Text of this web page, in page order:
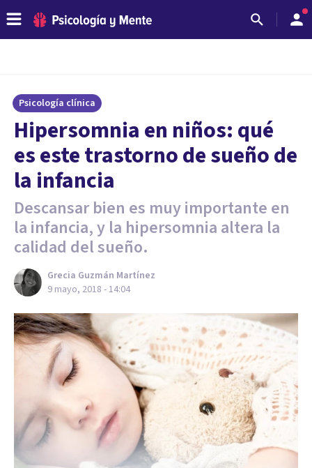
Psicología clínica
Hipersomnia en niños: qué
es este trastorno de sueño de
la infancia
Descansar bien es muy importante en
la infancia, y la hipersomnia altera la
calidad del sueño.
Grecia Guzmán Martínez
9 mayo, 2018 - 14:04